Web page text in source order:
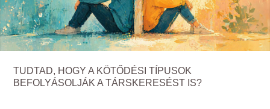
TUDTAD, HOGY A KÖTŐDÉSI TÍPUSOK
BEFOLYÁSOLJÁK A TÁRSKERESÉST IS?